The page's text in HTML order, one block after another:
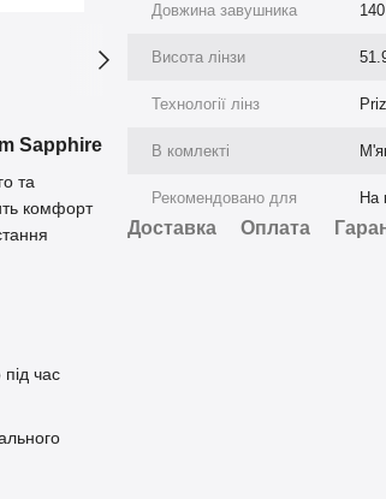
Sapphire
та
комфорт
час
Довжина завушника
Висота лінзи
Технології лінз
В комлекті
Рекомендовано для На
Доставка Оплата